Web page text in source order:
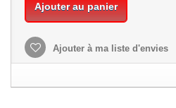
Ajouter au panier
Ajouter à ma liste d'envies